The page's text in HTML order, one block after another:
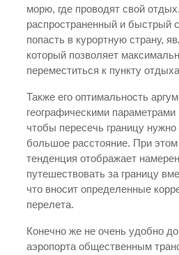
морю, где проводят свой
распространенный и быстрый
попасть в курортную страну,
который позволяет
переместиться к пункту
Также его оптимальность
географическими
чтобы пересечь границу
большое расстояние. При
тенденция отображает
путешествовать за границу
что вносит определенные
перелета.
Конечно же не очень удобно
аэропорта общественным